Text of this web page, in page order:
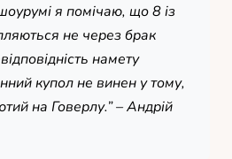
я помічаю, що 8 із
не через брак
намету
купол не винен у тому,
на Говерлу.” – Андрій